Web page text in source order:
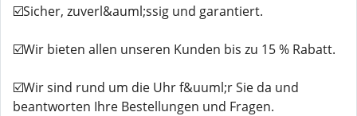
☑️Sicher, zuverl&auml;ssig und garantiert.
☑️Wir bieten allen unseren Kunden bis zu 15 % Rabatt.
☑️Wir sind rund um die Uhr f&uuml;r Sie da und
beantworten Ihre Bestellungen und Fragen.